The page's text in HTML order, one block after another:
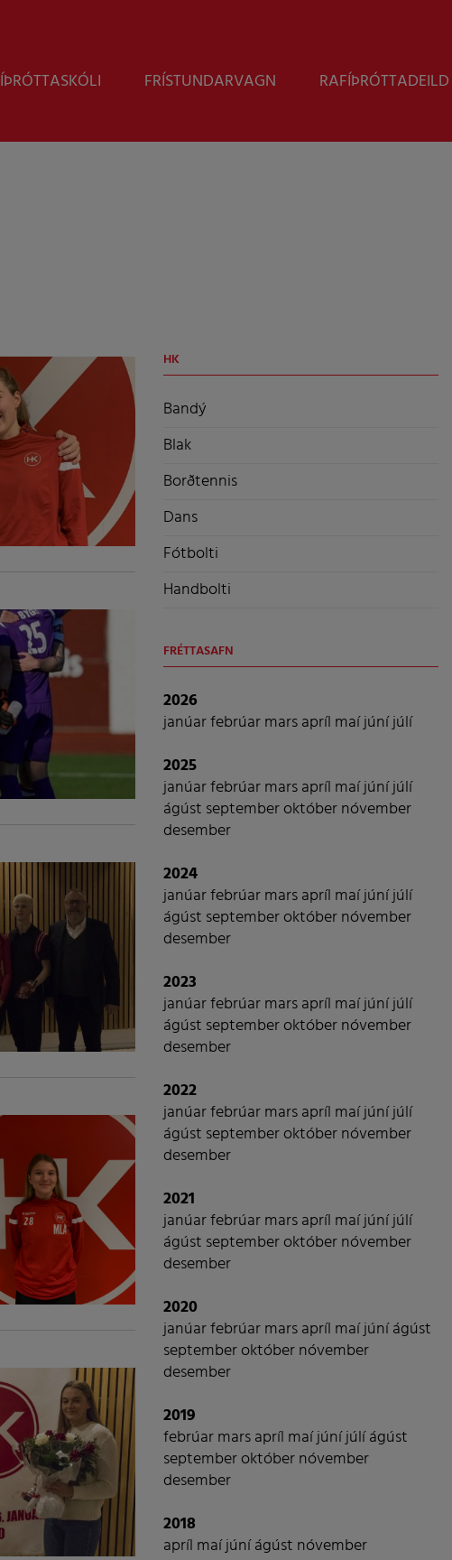
ÍÞRÓTTASKÓLI FRÍSTUNDARVAGN RAFÍÞRÓTTADEILD
Leita
HK
Bandý
Blak
Borðtennis
Dans
Fótbolti
Handbolti
FRÉTTASAFN
2026
janúarfebrúarmarsapríl maíjúníjúlí
2025
janúarfebrúarmarsapríl maíjúníjúlí
ágúst septemberoktóbernóvember
desember
2024
janúarfebrúarmarsapríl maíjúníjúlí
ágúst septemberoktóbernóvember
desember
2023
janúarfebrúarmarsapríl maíjúníjúlí
ágúst septemberoktóbernóvember
desember
2022
janúarfebrúarmarsapríl maíjúníjúlí
ágúst septemberoktóbernóvember
desember
2021
janúarfebrúarmarsapríl maíjúníjúlí
ágúst septemberoktóbernóvember
desember
2020
janúarfebrúarmarsapríl maíjúníágúst
septemberoktóbernóvember
desember
2019
febrúarmarsapríl maíjúníjúlíágúst
septemberoktóbernóvember
desember
2018
apríl maíjúníágúst nóvember